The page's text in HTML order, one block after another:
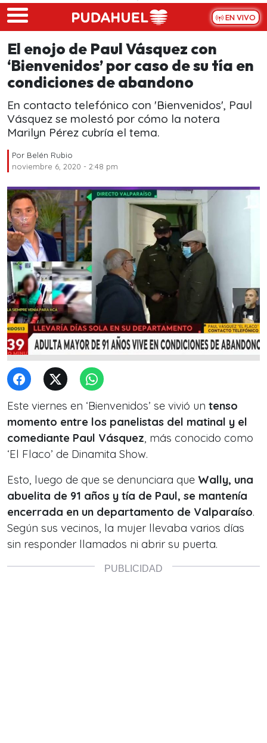
Skip to main content
EN VIVO
El enojo de Paul Vásquez con
‘Bienvenidos’ por caso de su tía en
condiciones de abandono
En contacto telefónico con 'Bienvenidos', Paul
Vásquez se molestó por cómo la notera
Marilyn Pérez cubría el tema.
Por Belén Rubio
noviembre 6, 2020 - 2:48 pm
Este viernes en ‘Bienvenidos’ se vivió un tenso
momento entre los panelistas del matinal y el
comediante Paul Vásquez, más conocido como
‘El Flaco’ de Dinamita Show.
Esto, luego de que se denunciara que Wally, una
abuelita de 91 años y tía de Paul, se mantenía
encerrada en un departamento de Valparaíso.
Según sus vecinos, la mujer llevaba varios días
sin responder llamados ni abrir su puerta.